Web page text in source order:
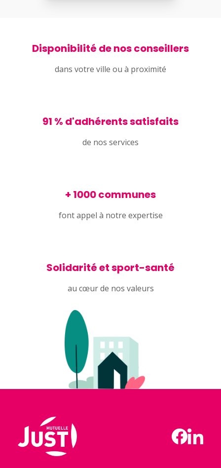
Disponibilité de nos conseillers
dans votre ville ou à proximité
91 % d'adhérents satisfaits
de nos services
+ 1000 communes
font appel à notre expertise
Solidarité et sport-santé
au cœur de nos valeurs